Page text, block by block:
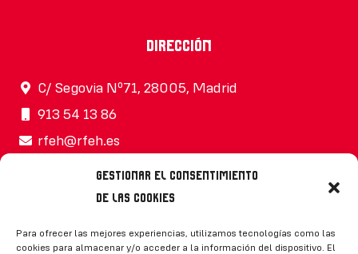
Gestionar el consentimiento
de las cookies
Para ofrecer las mejores experiencias, utilizamos tecnologías como las
cookies para almacenar y/o acceder a la información del dispositivo. El
Dirección
C/ Segovia Nº71, 28005, Madrid
913 54 13 86
rfeh@rfeh.es
Síguenos